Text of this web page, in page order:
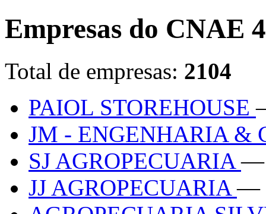
Empresas do CNAE
Total de empresas: 2104
PAIOL STOREHOUSE
JM - ENGENHARIA &
SJ AGROPECUARIA—
JJ AGROPECUARIA—